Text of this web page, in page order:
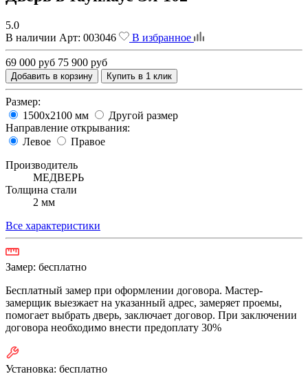
5.0
В наличии Арт: 003046 В избранное
69 000 руб 75 900 руб
Добавить в корзину Купить в 1 клик
Размер:
1500х2100 мм
Другой размер
Направление открывания:
Левое
Правое
Производитель
МЕДВЕРЬ
Толщина стали
2 мм
Все характеристики
Замер: бесплатно
Бесплатный замер при оформлении договора. Мастер-
замерщик выезжает на указанный адрес, замеряет проемы,
помогает выбрать дверь, заключает договор. При заключении
договора необходимо внести предоплату 30%
Установка: бесплатно